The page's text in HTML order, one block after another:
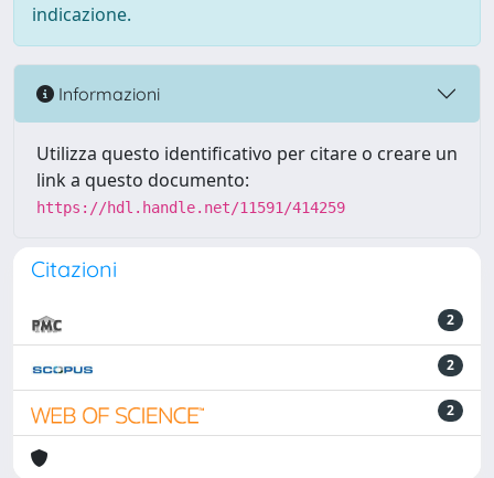
indicazione.
Informazioni
Utilizza questo identificativo per citare o creare un
link a questo documento:
https://hdl.handle.net/11591/414259
Citazioni
2
2
2